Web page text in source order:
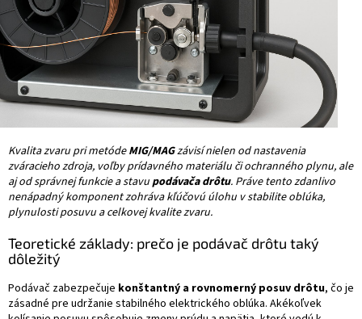
Kvalita zvaru pri metódeMIG/MAGzávisí nielen od nastavenia
zváracieho zdroja, voľby prídavného materiálu či ochranného plynu, ale
aj od správnej funkcie a stavupodávača drôtu. Práve tento zdanlivo
nenápadný komponent zohráva kľúčovú úlohu v stabilite oblúka,
plynulosti posuvu a celkovej kvalite zvaru.
Teoretické základy: prečo je podávač drôtu taký
dôležitý
Podávač zabezpečuje konštantný a rovnomerný posuv drôtu, čo je
zásadné pre udržanie stabilného elektrického oblúka. Akékoľvek